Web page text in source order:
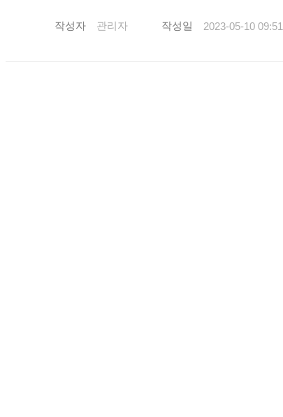
작성자 관리자 작성일 2023-05-10 09:51